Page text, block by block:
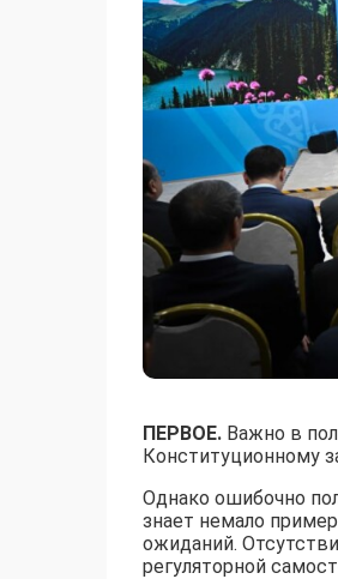
ПЕРВОЕ. Важно в
Конституционному
Однако ошибочно
знает немало
ожиданий.
регуляторной